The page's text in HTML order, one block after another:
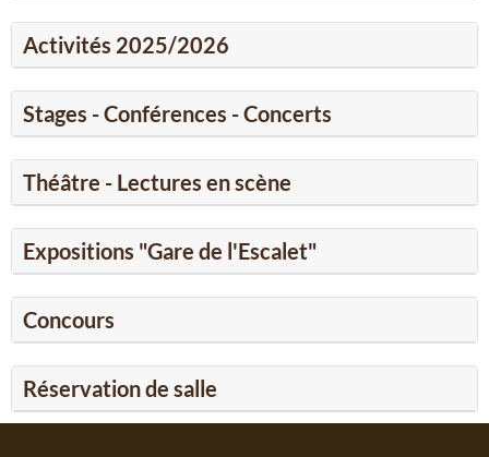
Activités 2025/2026
Stages - Conférences - Concerts
Théâtre - Lectures en scène
Expositions "Gare de l'Escalet"
Concours
Réservation de salle